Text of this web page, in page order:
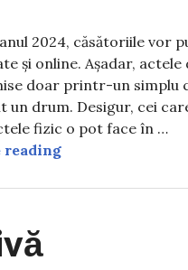
2024, căsătoriile vor
și online. Așadar, actele
doar printr-un simplu
un drum. Desigur, cei
fizic o pot face în …
readingCăsătoriile,